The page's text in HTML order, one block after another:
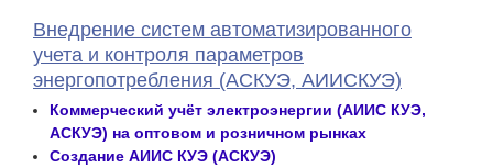
Внедрение систем автоматизированного
учета и контроля параметров
энергопотребления (АСКУЭ, АИИСКУЭ)
Коммерческий учёт электроэнергии (АИИС КУЭ,
АСКУЭ) на оптовом и розничном рынках
Создание АИИС КУЭ (АСКУЭ)